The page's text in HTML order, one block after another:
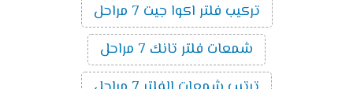
تركيب فلتر اكوا جيت 7 مراحل
شمعات فلتر تانك 7 مراحل